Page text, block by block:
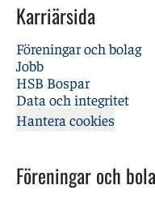
Karriärsida
Föreningar och bolag
Jobb
HSB Bospar
Data och integritet
Hantera cookies
Föreningar och